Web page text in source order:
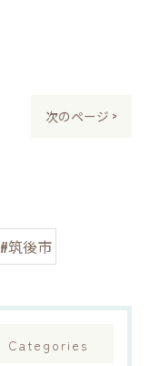
次のページ >
#筑後市
Categories